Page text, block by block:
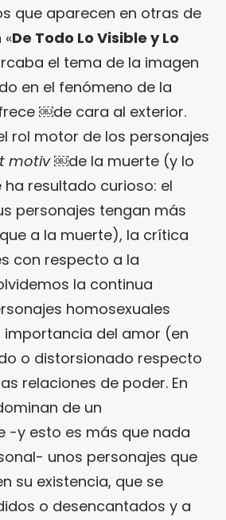
que aparecen en otras de
«De Todo Lo Visible y Lo
el tema de la imagen
en el fenómeno de la
￼de cara al exterior.
rol motor de los personajes
motiv￼de la muerte (y lo
resultado curioso: el
personajes tengan más
a la muerte), la crítica
con respecto a la
la continua
homosexuales
importancia del amor (en
o distorsionado respecto
relaciones de poder. En
de un
-y esto es más que nada
unos personajes que
su existencia, que se
o desencantados y a